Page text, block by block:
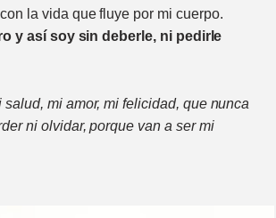
con la vida que fluye por mi cuerpo.
y así soy sin deberle, ni pedirle
salud, mi amor, mi felicidad, que nunca
ni olvidar, porque van a ser mi